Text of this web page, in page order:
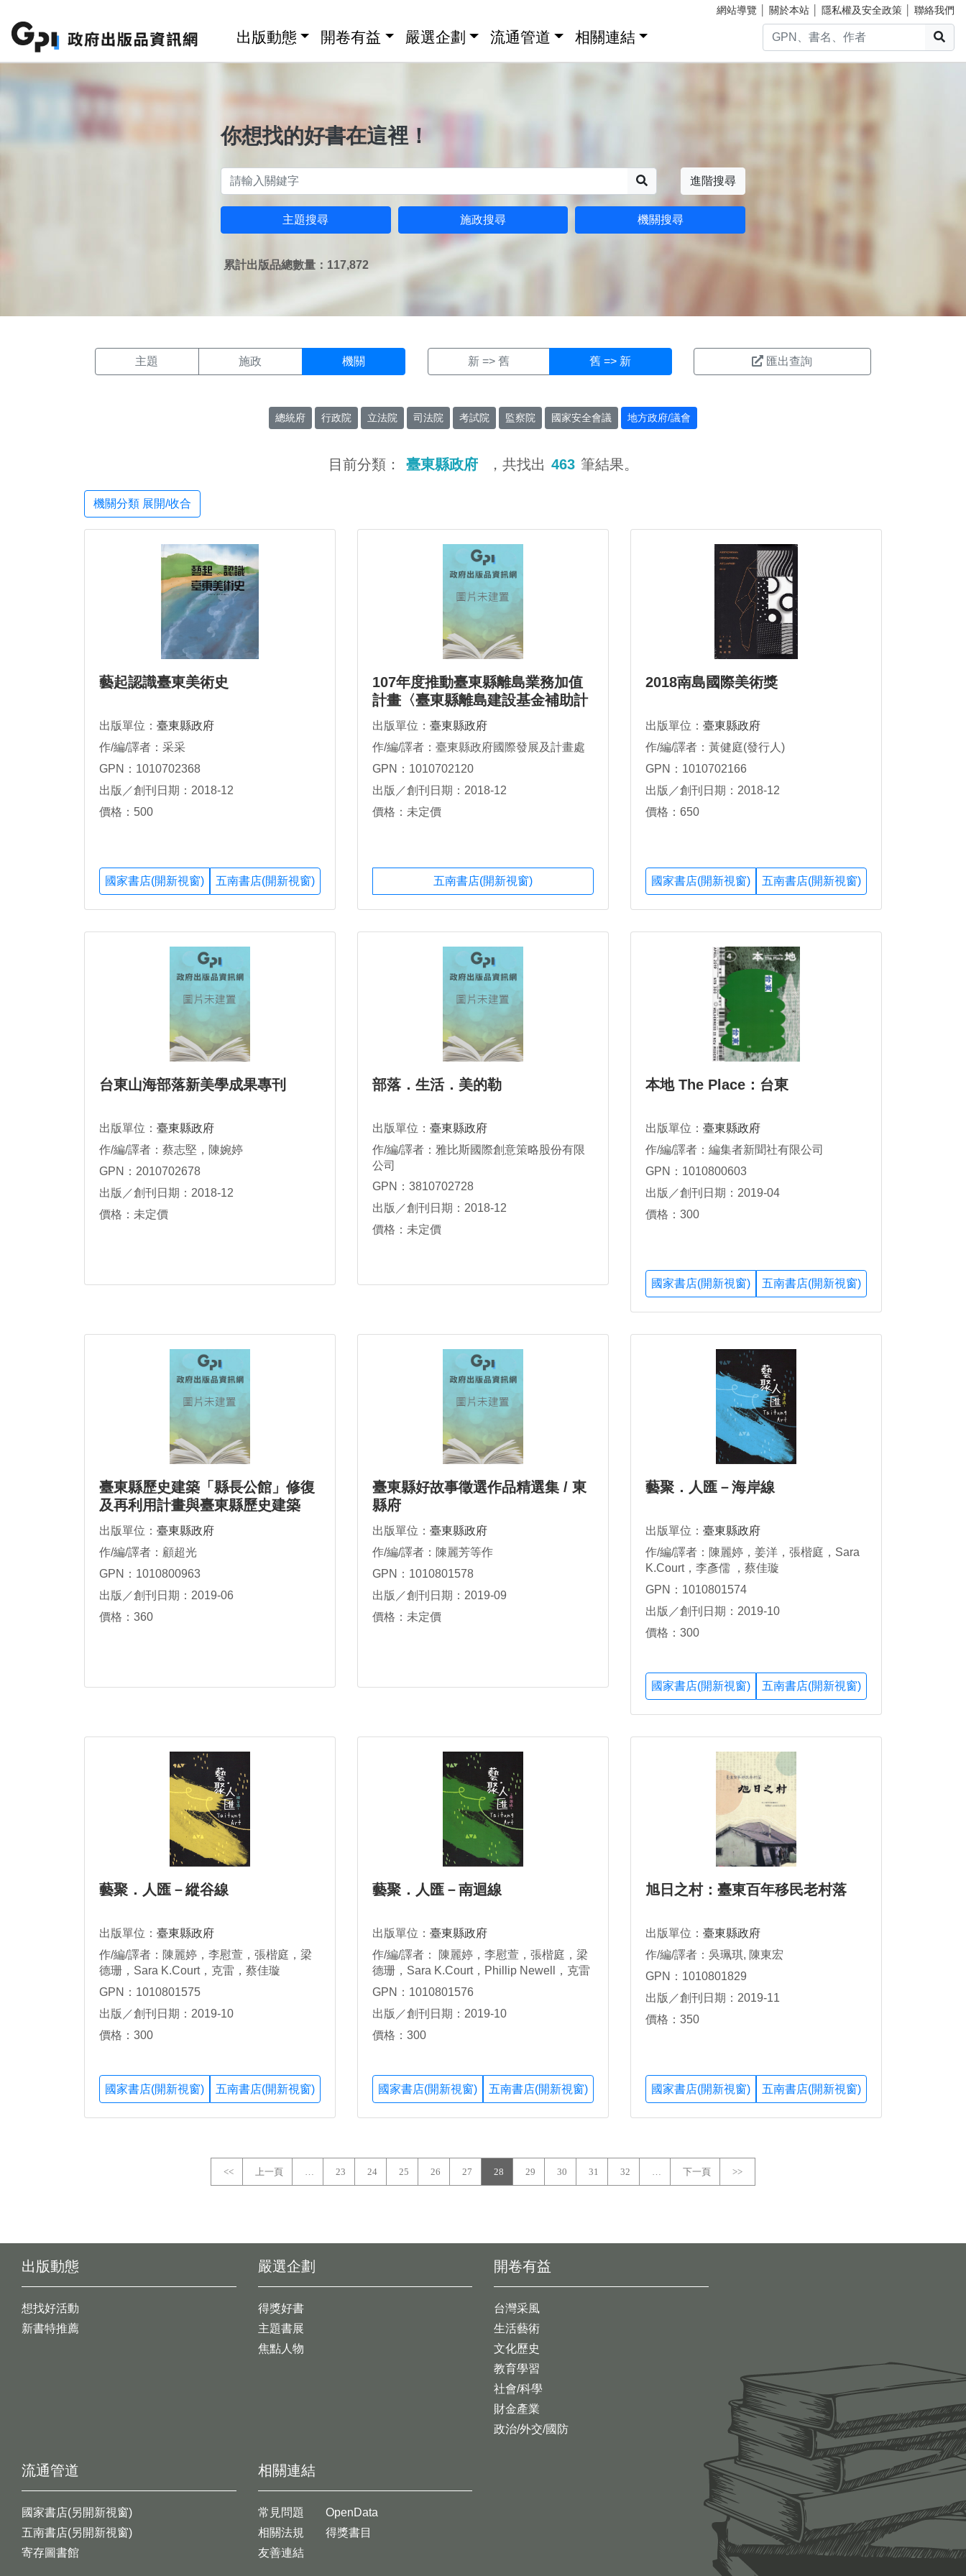
網站導覽 關於本站 隱私權及安全政策 聯絡我們
出版動態 開卷有益 嚴選企劃 流通管道 相關連結
你想找的好書在這裡！
進階搜尋
主題搜尋 施政搜尋 機關搜尋
累計出版品總數量：117,872
主題 施政 機關 新 => 舊 舊 => 新 匯出查詢
總統府 行政院 立法院 司法院 考試院 監察院 國家安全會議 地方政府/議會
目前分類： 臺東縣政府 ，共找出 463 筆結果。
機關分類 展開/收合
藝起認識臺東美術史
出版單位： 臺東縣政府
作/編/譯者：采采
GPN：1010702368
出版／創刊日期：2018-12
價格：500
國家書店(開新視窗) 五南書店(開新視窗)
107年度推動臺東縣離島業務加值
計畫〈臺東縣離島建設基金補助計
畫執行成果彙編〉
出版單位： 臺東縣政府
作/編/譯者：臺東縣政府國際發展及計畫處
GPN：1010702120
出版／創刊日期：2018-12
價格：未定價
五南書店(開新視窗)
2018南島國際美術獎
出版單位： 臺東縣政府
作/編/譯者：黃健庭(發行人)
GPN：1010702166
出版／創刊日期：2018-12
價格：650
國家書店(開新視窗) 五南書店(開新視窗)
台東山海部落新美學成果專刊
出版單位： 臺東縣政府
作/編/譯者：蔡志堅，陳婉婷
GPN：2010702678
出版／創刊日期：2018-12
價格：未定價
部落．生活．美的勒
出版單位： 臺東縣政府
作/編/譯者：雅比斯國際創意策略股份有限
公司
GPN：3810702728
出版／創刊日期：2018-12
價格：未定價
本地 The Place：台東
出版單位： 臺東縣政府
作/編/譯者：編集者新聞社有限公司
GPN：1010800603
出版／創刊日期：2019-04
價格：300
國家書店(開新視窗) 五南書店(開新視窗)
臺東縣歷史建築「縣長公館」修復
及再利用計畫與臺東縣歷史建築
「關山鎮里壠官舍」修復及再利用
計畫
出版單位： 臺東縣政府
作/編/譯者：顧超光
GPN：1010800963
出版／創刊日期：2019-06
價格：360
臺東縣好故事徵選作品精選集 / 東
縣府
出版單位： 臺東縣政府
作/編/譯者：陳麗芳等作
GPN：1010801578
出版／創刊日期：2019-09
價格：未定價
藝聚．人匯－海岸線
出版單位： 臺東縣政府
作/編/譯者：陳麗婷，姜洋，張楷庭，Sara
K.Court，李彥儒 ，蔡佳璇
GPN：1010801574
出版／創刊日期：2019-10
價格：300
國家書店(開新視窗) 五南書店(開新視窗)
藝聚．人匯－縱谷線
出版單位： 臺東縣政府
作/編/譯者：陳麗婷，李慰萱，張楷庭，梁
德珊，Sara K.Court，克雷，蔡佳璇
GPN：1010801575
出版／創刊日期：2019-10
價格：300
國家書店(開新視窗) 五南書店(開新視窗)
藝聚．人匯－南迴線
出版單位： 臺東縣政府
作/編/譯者： 陳麗婷，李慰萱，張楷庭，梁
德珊，Sara K.Court，Phillip Newell，克雷
，李彥儒
GPN：1010801576
出版／創刊日期：2019-10
價格：300
國家書店(開新視窗) 五南書店(開新視窗)
旭日之村：臺東百年移民老村落
出版單位： 臺東縣政府
作/編/譯者：吳珮琪, 陳東宏
GPN：1010801829
出版／創刊日期：2019-11
價格：350
國家書店(開新視窗) 五南書店(開新視窗)
<< 上一頁 23 24 25 26 27 28 29 30 31 32 下一頁 >>
出版動態
想找好活動
新書特推薦
開卷有益
台灣采風
生活藝術
文化歷史
教育學習
社會/科學
財金產業
政治/外交/國防
嚴選企劃
得獎好書
主題書展
焦點人物
流通管道
國家書店(另開新視窗)
五南書店(另開新視窗)
寄存圖書館
相關連結
常見問題
相關法規
友善連結
OpenData
得獎書目